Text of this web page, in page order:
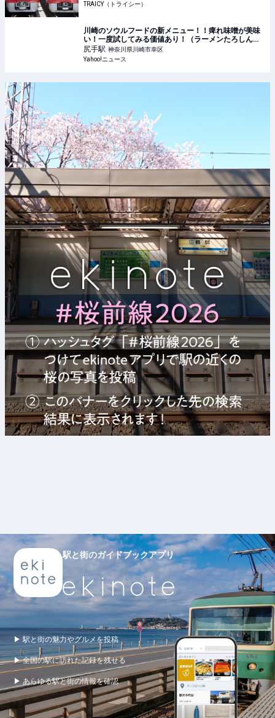
TRAICY（トライシー）
川崎のソウルフードの新メニュー！！痺れ味噌が美味
い！一度試してみる価値あり！（ラーメンたろしん） -
エキスパート - Yahoo!ニュース
尻手駅 神奈川県川崎市幸区
Yahoo!ニュース
駅と街のガイドブックアプリ
▶ 駅と街の魅力やグルメを投稿
▶ 全国の駅に訪れた記録を残せる
▶ あらゆる駅と街の情報を確認